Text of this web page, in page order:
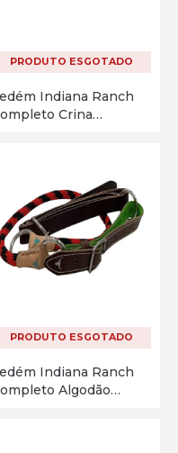
PRODUTO ESGOTADO
Indiana Ranch
Crina
PRODUTO ESGOTADO
Indiana Ranch
Algodão